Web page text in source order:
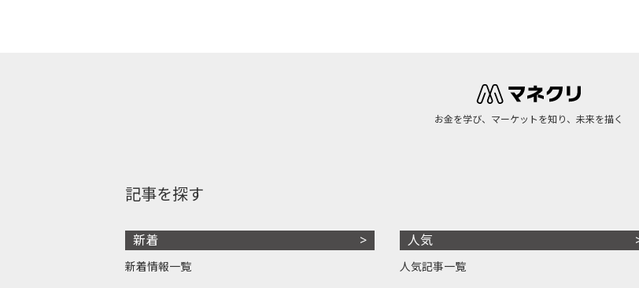
お金を学び、マーケットを知り、未来を描く
記事を探す
新着
新着情報一覧
人気
人気記事一覧